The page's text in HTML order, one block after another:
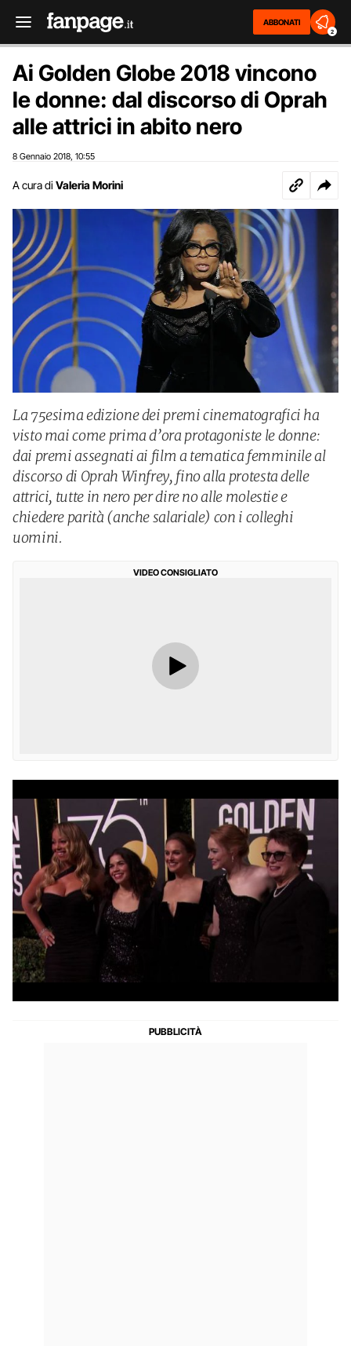
ABBONATI
2
Ai Golden Globe 2018 vincono
le donne: dal discorso di Oprah
alle attrici in abito nero
8 Gennaio 2018 10:55
A cura di Valeria Morini
La 75esima edizione dei premi cinematografici ha
visto mai come prima d’ora protagoniste le donne:
dai premi assegnati ai film a tematica femminile al
discorso di Oprah Winfrey, fino alla protesta delle
attrici, tutte in nero per dire no alle molestie e
chiedere parità (anche salariale) con i colleghi
uomini.
VIDEO CONSIGLIATO